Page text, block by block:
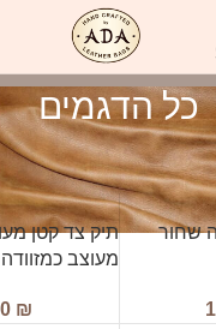
כל הדגמים
עמוד 3
שחור
תיק צד קטן
מעוצב כמזוודה
₪